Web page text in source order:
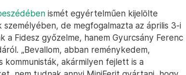
ismét egyértelműen kijelölte
de megfogalmazta az április 3-i
a Fidesz győzelme, hanem Gyurcsány Ferenc
„Bevallom, abban reménykedem,
kommunisták, akármilyen fejlett is a